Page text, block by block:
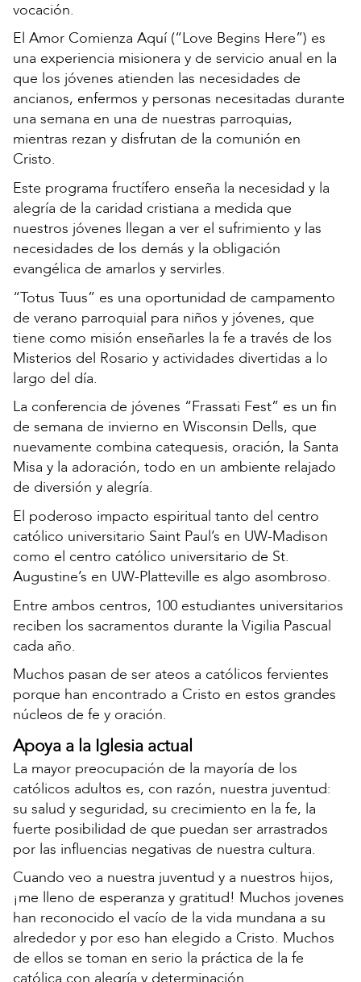
vocación.
El Amor Comienza Aquí (“Love Begins Here”) es
una experiencia misionera y de servicio anual en la
que los jóvenes atienden las necesidades de
ancianos, enfermos y personas necesitadas durante
una semana en una de nuestras parroquias,
mientras rezan y disfrutan de la comunión en
Cristo.
Este programa fructífero enseña la necesidad y la
alegría de la caridad cristiana a medida que
nuestros jóvenes llegan a ver el sufrimiento y las
necesidades de los demás y la obligación
evangélica de amarlos y servirles.
“Totus Tuus” es una oportunidad de campamento
de verano parroquial para niños y jóvenes, que
tiene como misión enseñarles la fe a través de los
Misterios del Rosario y actividades divertidas a lo
largo del día.
La conferencia de jóvenes “Frassati Fest” es un fin
de semana de invierno en Wisconsin Dells, que
nuevamente combina catequesis, oración, la Santa
Misa y la adoración, todo en un ambiente relajado
de diversión y alegría.
El poderoso impacto espiritual tanto del centro
católico universitario Saint Paul’s en UW-Madison
como el centro católico universitario de St.
Augustine’s en UW-Platteville es algo asombroso.
Entre ambos centros, 100 estudiantes universitarios
reciben los sacramentos durante la Vigilia Pascual
cada año.
Muchos pasan de ser ateos a católicos fervientes
porque han encontrado a Cristo en estos grandes
núcleos de fe y oración.
Apoya a la Iglesia actual
La mayor preocupación de la mayoría de los
católicos adultos es, con razón, nuestra juventud:
su salud y seguridad, su crecimiento en la fe, la
fuerte posibilidad de que puedan ser arrastrados
por las influencias negativas de nuestra cultura.
Cuando veo a nuestra juventud y a nuestros hijos,
¡me lleno de esperanza y gratitud! Muchos jovenes
han reconocido el vacío de la vida mundana a su
alrededor y por eso han elegido a Cristo. Muchos
de ellos se toman en serio la práctica de la fe